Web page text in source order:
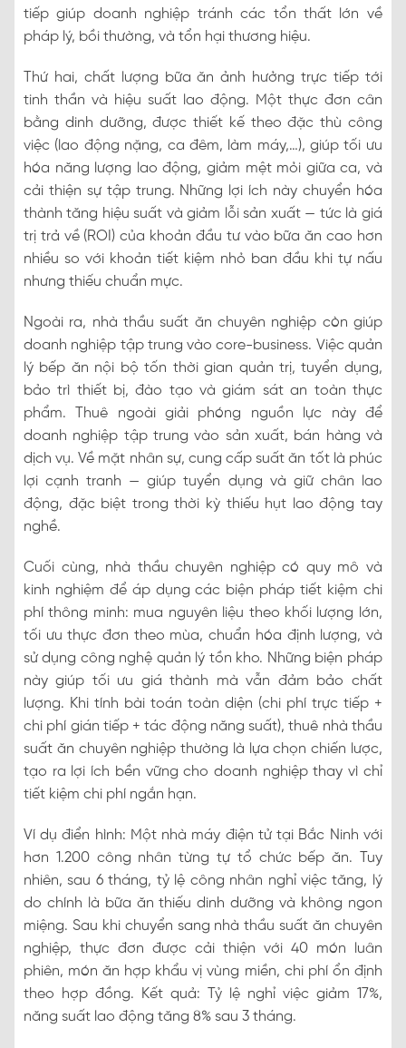
tiếp giúp doanh nghiệp tránh các tổn thất lớn về
pháp lý, bồi thường, và tổn hại thương hiệu.
Thứ hai, chất lượng bữa ăn ảnh hưởng trực tiếp tới
tinh thần và hiệu suất lao động. Một thực đơn cân
bằng dinh dưỡng, được thiết kế theo đặc thù công
việc (lao động nặng, ca đêm, làm máy,…), giúp tối ưu
hóa năng lượng lao động, giảm mệt mỏi giữa ca, và
cải thiện sự tập trung. Những lợi ích này chuyển hóa
thành tăng hiệu suất và giảm lỗi sản xuất — tức là giá
trị trả về (ROI) của khoản đầu tư vào bữa ăn cao hơn
nhiều so với khoản tiết kiệm nhỏ ban đầu khi tự nấu
nhưng thiếu chuẩn mực.
Ngoài ra, nhà thầu suất ăn chuyên nghiệp còn giúp
doanh nghiệp tập trung vào core-business. Việc quản
lý bếp ăn nội bộ tốn thời gian quản trị, tuyển dụng,
bảo trì thiết bị, đào tạo và giám sát an toàn thực
phẩm. Thuê ngoài giải phóng nguồn lực này để
doanh nghiệp tập trung vào sản xuất, bán hàng và
dịch vụ. Về mặt nhân sự, cung cấp suất ăn tốt là phúc
lợi cạnh tranh — giúp tuyển dụng và giữ chân lao
động, đặc biệt trong thời kỳ thiếu hụt lao động tay
nghề.
Cuối cùng, nhà thầu chuyên nghiệp có quy mô và
kinh nghiệm để áp dụng các biện pháp tiết kiệm chi
phí thông minh: mua nguyên liệu theo khối lượng lớn,
tối ưu thực đơn theo mùa, chuẩn hóa định lượng, và
sử dụng công nghệ quản lý tồn kho. Những biện pháp
này giúp tối ưu giá thành mà vẫn đảm bảo chất
lượng. Khi tính bài toán toàn diện (chi phí trực tiếp +
chi phí gián tiếp + tác động năng suất), thuê nhà thầu
suất ăn chuyên nghiệp thường là lựa chọn chiến lược,
tạo ra lợi ích bền vững cho doanh nghiệp thay vì chỉ
tiết kiệm chi phí ngắn hạn.
Ví dụ điển hình: Một nhà máy điện tử tại Bắc Ninh với
hơn 1.200 công nhân từng tự tổ chức bếp ăn. Tuy
nhiên, sau 6 tháng, tỷ lệ công nhân nghỉ việc tăng, lý
do chính là bữa ăn thiếu dinh dưỡng và không ngon
miệng. Sau khi chuyển sang nhà thầu suất ăn chuyên
nghiệp, thực đơn được cải thiện với 40 món luân
phiên, món ăn hợp khẩu vị vùng miền, chi phí ổn định
theo hợp đồng. Kết quả: Tỷ lệ nghỉ việc giảm 17%,
năng suất lao động tăng 8% sau 3 tháng.